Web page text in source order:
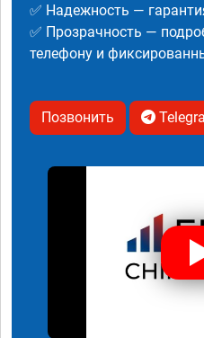
✅ Надежность —
✅ Прозрачность —
телефону и
Позвонить